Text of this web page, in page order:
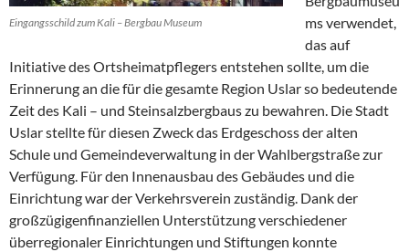
Eingangsschild zum Kali – Bergbau Museum
ms verwendet,
das auf
Initiative des Ortsheimatpflegers entstehen sollte, um die
Erinnerung an die für die gesamte Region Uslar so bedeutende
Zeit des Kali – und Steinsalzbergbaus zu bewahren. Die Stadt
Uslar stellte für diesen Zweck das Erdgeschoss der alten
Schule und Gemeindeverwaltung in der Wahlbergstraße zur
Verfügung. Für den Innenausbau des Gebäudes und die
Einrichtung war der Verkehrsverein zuständig. Dank der
großzügigenfinanziellen Unterstützung verschiedener
überregionaler Einrichtungen und Stiftungen konnte